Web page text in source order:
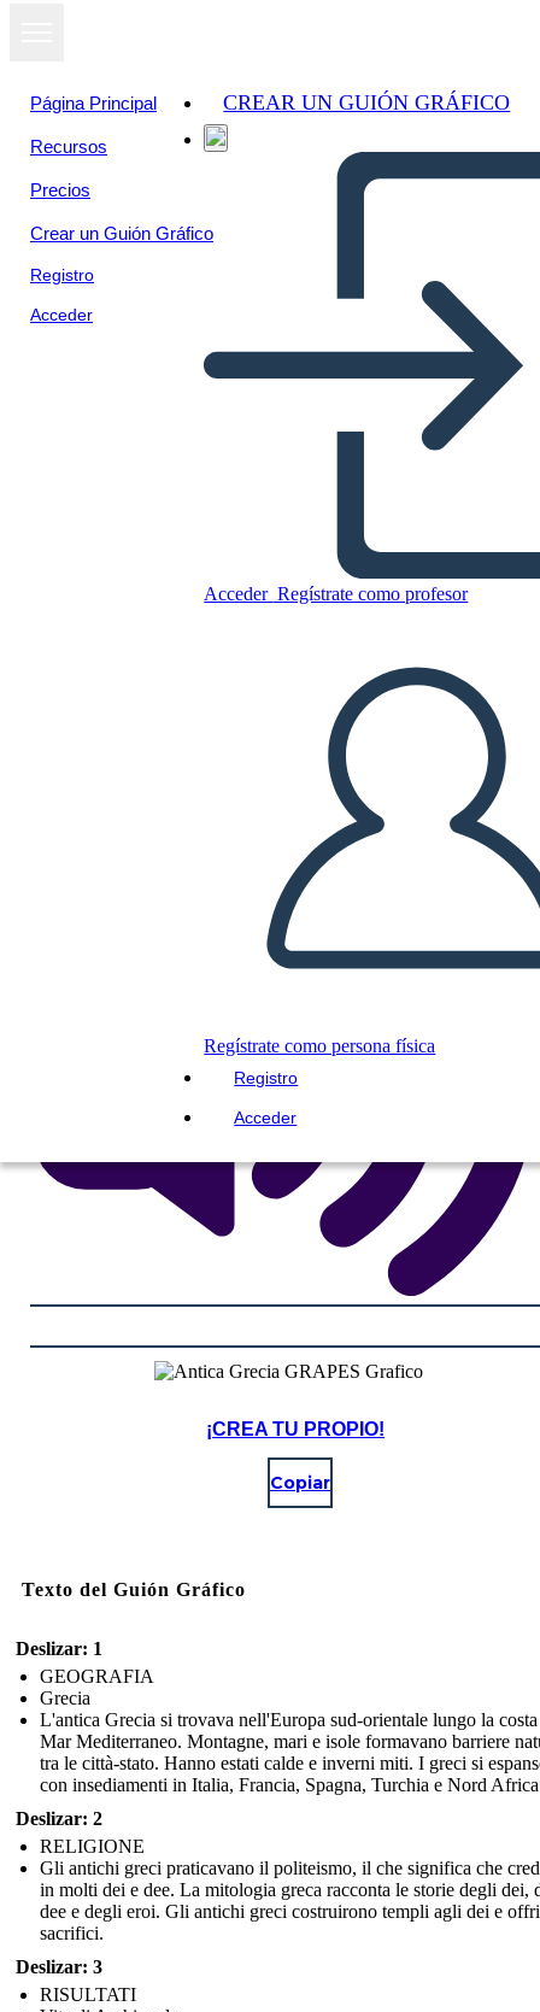
Página Principal
Recursos
Precios
Crear un Guión Gráfico
Registro
Acceder
CREAR UN GUIÓN GRÁFICO
Acceder Regístrate como profesor
Regístrate como persona física
Registro
Acceder
Antica Grecia GRAPES
Grafico
Copie este guión gráfico
CREAR UN GUIÓN GRÁFICO
JUEGO DE DIAPOSITIVAS
LEERME
¡CREA TU PROPIO!
Copiar
Texto del Guión Gráfico
Deslizar: 1
GEOGRAFIA
Grecia
L'antica Grecia si trovava nell'Europa sud-orientale lungo la
Mar Mediterraneo. Montagne, mari e isole formavano barriere
tra le città-stato. Hanno estati calde e inverni miti. I greci si
con insediamenti in Italia, Francia, Spagna, Turchia e Nord
Deslizar: 2
RELIGIONE
Gli antichi greci praticavano il politeismo, il che significa che
in molti dei e dee. La mitologia greca racconta le storie degli dei,
dee e degli eroi. Gli antichi greci costruirono templi agli dei e
sacrifici.
Deslizar: 3
RISULTATI